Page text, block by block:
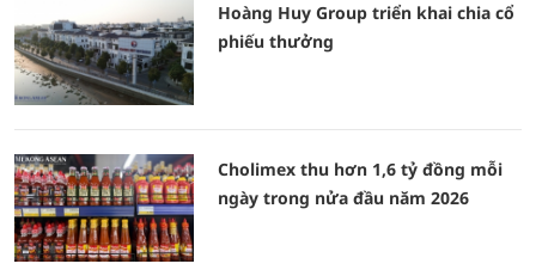
Hoàng Huy Group triển khai chia cổ
phiếu thưởng
Cholimex thu hơn 1,6 tỷ đồng mỗi
ngày trong nửa đầu năm 2026